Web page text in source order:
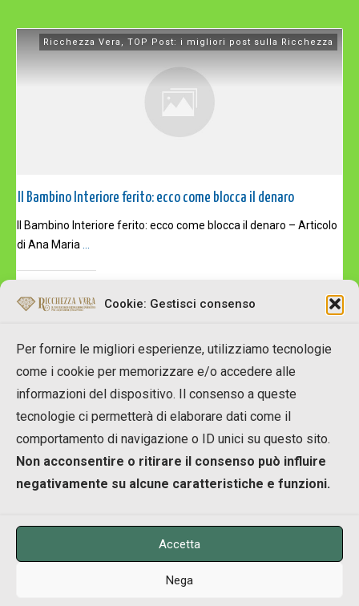
Cookie: Gestisci consenso
Per fornire le migliori esperienze, utilizziamo tecnologie
come i cookie per memorizzare e/o accedere alle
informazioni del dispositivo. Il consenso a queste
tecnologie ci permetterà di elaborare dati come il
comportamento di navigazione o ID unici su questo sito.
Non acconsentire o ritirare il consenso può influire
negativamente su alcune caratteristiche e funzioni.
Accetta
Nega
Ricchezza Vera , TOP Post: i migliori post sulla Ricchezza
Il Bambino Interiore ferito: ecco come blocca il denaro
Il Bambino Interiore ferito: ecco come blocca il denaro – Articolo
di Ana Maria
Copyright © 2007-2023 RicchezzaVera.com
info[at]RicchezzaVera.com
Merlin Temple Shpk
NIUS: M11916002A